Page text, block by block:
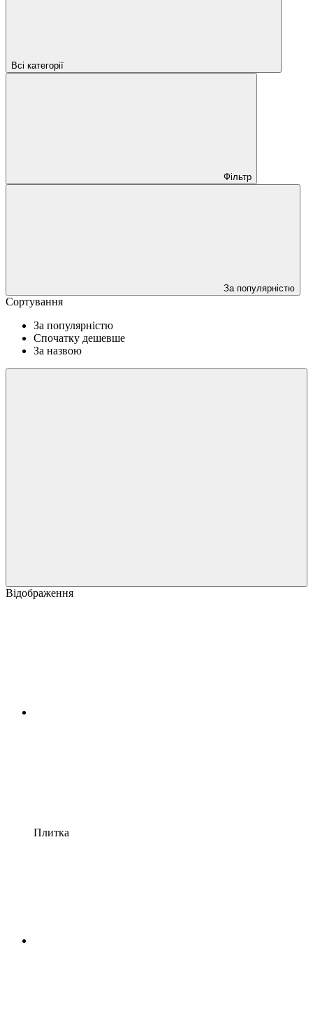
Всі категорії
Фільтр
За популярністю
Сортування
За популярністю
Спочатку дешевше
За назвою
Відображення
Плитка